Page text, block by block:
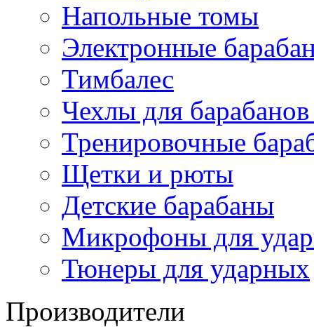
Напольные томы
Электронные
Тимбалес
Чехлы для
Тренировочные
Щетки и рюты
Детские барабаны
Микрофоны для
Тюнеры для ударных
Производители